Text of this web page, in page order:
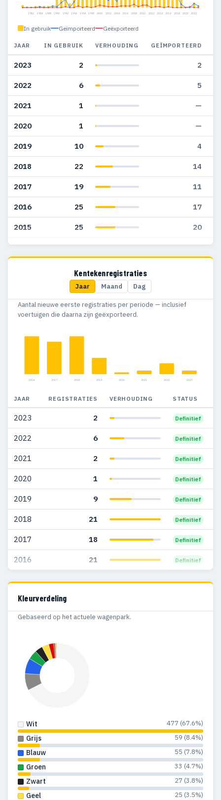
1982 1986 1988 1990 1992 1994 1996 1998 2000 2002 2004 2006 2008 2010 2012 2014 2016 2018 2020 2022
In gebruik Geïmporteerd Geëxporteerd
JAAR IN GEBRUIK VERHOUDING GEÏMPORTEERD
2023 2 2
2022 6 5
2021 1 —
2020 1 —
2019 10 4
2018 22 14
2017 19 11
2016 25 17
2015 25 20
2014 31 23
28
2011 39
22
2006 53 24
2005 45 18
2004 29 8
2003 29 12
2002 29 9
2001 41 14
2000 37 17
1999 36 14
1998 22 12
1996 32 10
1993
1992
1990 10 1
1989 2
1988 2 —
1987 —
Kentekenregistraties
Jaar Maand Dag
Aantal nieuwe eerste registraties per periode — inclusief
voertuigen die daarna zijn geëxporteerd.
2016 2017 2018 2019 2020 2021 2022 2023
JAAR REGISTRATIES VERHOUDING STATUS
2023 2 Definitief
2022 6 Definitief
2021 2 Definitief
2020 1 Definitief
2019 9 Definitief
2018 21 Definitief
2017 18 Definitief
2016 21 Definitief
Kleurverdeling
Gebaseerd op het actuele wagenpark.
Wit 477 (67.6%)
Grijs 59 (8.4%)
Blauw 55 (7.8%)
Groen 33 (4.7%)
Zwart 27 (3.8%)
Geel 25 (3.5%)